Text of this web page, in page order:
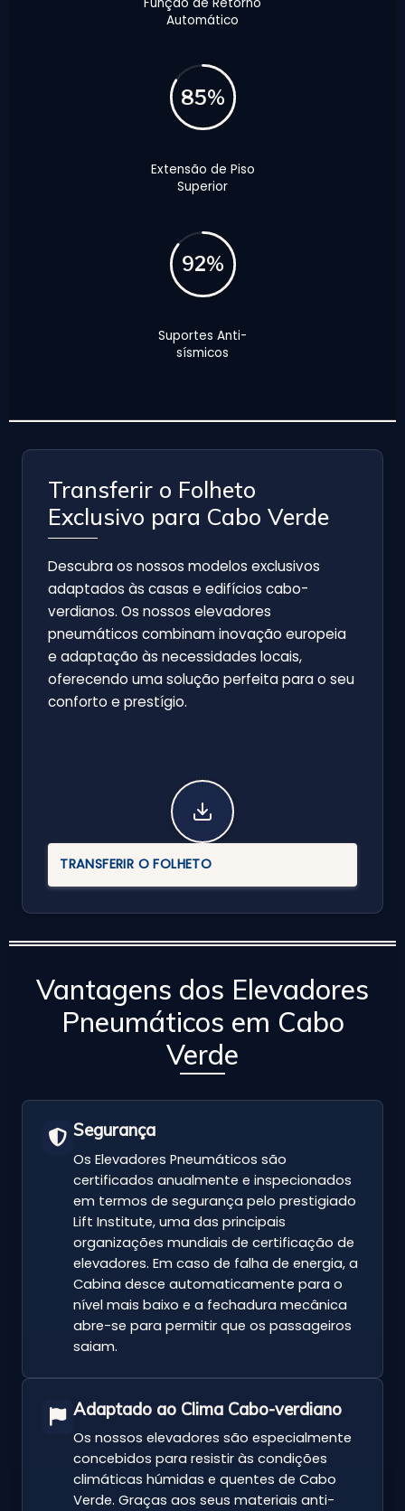
Automático
85%
Extensão de Piso
Superior
92%
Suportes Anti-
sísmicos
Transferir o Folheto
Exclusivo para Cabo Verde
Descubra os nossos modelos exclusivos
adaptados às casas e edifícios cabo-
verdianos. Os nossos elevadores
pneumáticos combinam inovação europeia
e adaptação às necessidades locais,
oferecendo uma solução perfeita para o seu
conforto e prestígio.
TRANSFERIR O FOLHETO
Vantagens dos Elevadores
Pneumáticos em Cabo
Verde
Segurança
Os Elevadores Pneumáticos são
certificados anualmente e inspecionados
em termos de segurança pelo prestigiado
Lift Institute, uma das principais
organizações mundiais de certificação de
elevadores. Em caso de falha de energia, a
Cabina desce automaticamente para o
nível mais baixo e a fechadura mecânica
abre-se para permitir que os passageiros
saiam.
Adaptado ao Clima Cabo-verdiano
Os nossos elevadores são especialmente
concebidos para resistir às condições
climáticas húmidas e quentes de Cabo
Verde. Graças aos seus materiais anti-